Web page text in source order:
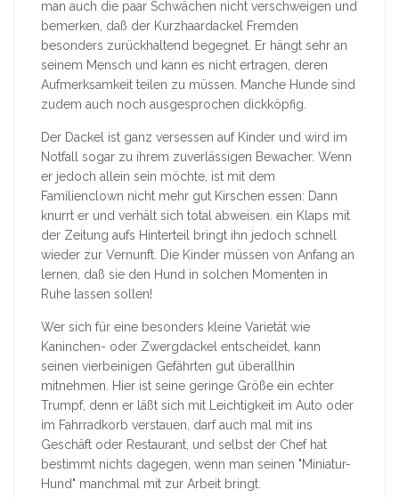
man auch die paar Schwächen nicht verschweigen und
bemerken, daß der Kurzhaardackel Fremden
besonders zurückhaltend begegnet. Er hängt sehr an
seinem Mensch und kann es nicht ertragen, deren
Aufmerksamkeit teilen zu müssen. Manche Hunde sind
zudem auch noch ausgesprochen dickköpfig.
Der Dackel ist ganz versessen auf Kinder und wird im
Notfall sogar zu ihrem zuverlässigen Bewacher. Wenn
er jedoch allein sein möchte, ist mit dem
Familienclown nicht mehr gut Kirschen essen: Dann
knurrt er und verhält sich total abweisen. ein Klaps mit
der Zeitung aufs Hinterteil bringt ihn jedoch schnell
wieder zur Vernunft. Die Kinder müssen von Anfang an
lernen, daß sie den Hund in solchen Momenten in
Ruhe lassen sollen!
Wer sich für eine besonders kleine Varietät wie
Kaninchen- oder Zwergdackel entscheidet, kann
seinen vierbeinigen Gefährten gut überallhin
mitnehmen. Hier ist seine geringe Größe ein echter
Trumpf, denn er läßt sich mit Leichtigkeit im Auto oder
im Fahrradkorb verstauen, darf auch mal mit ins
Geschäft oder Restaurant, und selbst der Chef hat
bestimmt nichts dagegen, wenn man seinen "Miniatur-
Hund" manchmal mit zur Arbeit bringt.